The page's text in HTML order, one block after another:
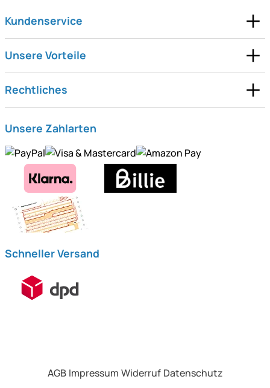
Kundenservice
Unsere Vorteile
Rechtliches
Unsere Zahlarten
Schneller Versand
AGB Impressum Widerruf Datenschutz